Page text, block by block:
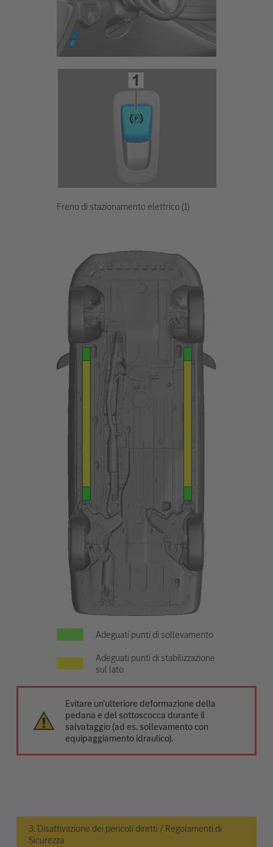
Freno di stazionamento elettrico (1)
Adeguati punti di sollevamento
Adeguati punti di stabilizzazione
sul lato
Evitare un’ulteriore deformazione della
pedana e del sottoscocca durante il
salvataggio (ad es. sollevamento con
equipaggiamento idraulico).
3. Disattivazione dei pericoli diretti / Regolamenti di
Sicurezza